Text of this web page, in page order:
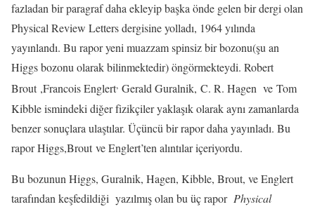
fazladan bir paragraf daha ekleyip başka önde gelen bir dergi olan
Physical Review Letters dergisine yolladı, 1964 yılında
yayınlandı. Bu rapor yeni muazzam spinsiz bir bozonu(şu an
Higgs bozonu olarak bilinmektedir) öngörmekteydi. Robert
Brout ,Francois Englert, Gerald Guralnik, C. R. Hagen ve Tom
Kibble ismindeki diğer fizikçiler yaklaşık olarak aynı zamanlarda
benzer sonuçlara ulaştılar. Üçüncü bir rapor daha yayınladı. Bu
rapor Higgs,Brout ve Englert’ten alıntılar içeriyordu.
Bu bozunun Higgs, Guralnik, Hagen, Kibble, Brout, ve Englert
tarafından keşfedildiği yazılmış olan bu üç rapor Physical